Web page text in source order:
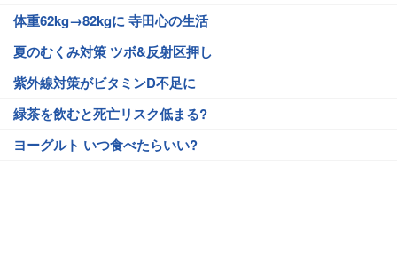
体重62kg→82kgに 寺田心の生活
夏のむくみ対策 ツボ&反射区押し
紫外線対策がビタミンD不足に
緑茶を飲むと死亡リスク低まる?
ヨーグルト いつ食べたらいい?